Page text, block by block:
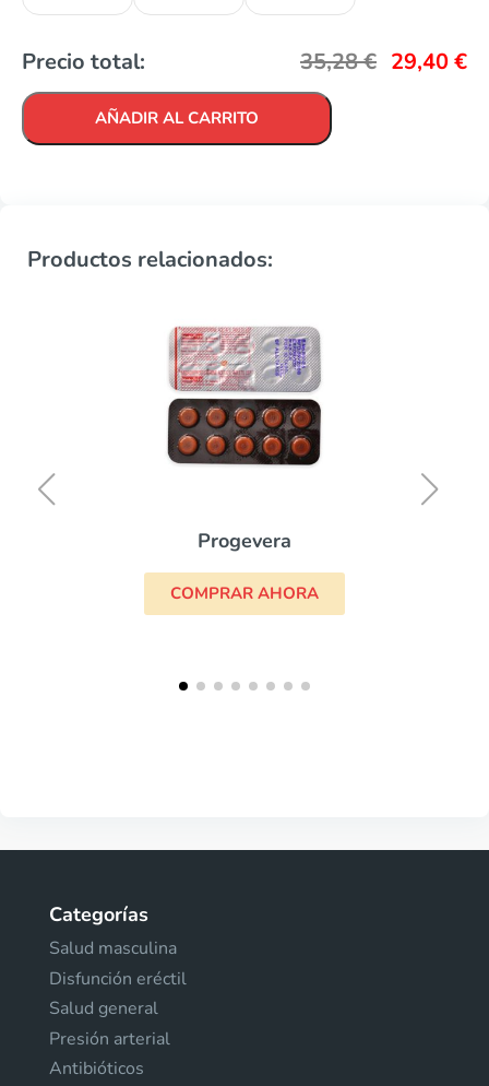
Precio total: 35,28€ 29,40€
AÑADIR AL CARRITO
Productos relacionados:
Progevera
COMPRAR AHORA
Categorías
Salud masculina
Disfunción eréctil
Salud general
Presión arterial
Antibióticos